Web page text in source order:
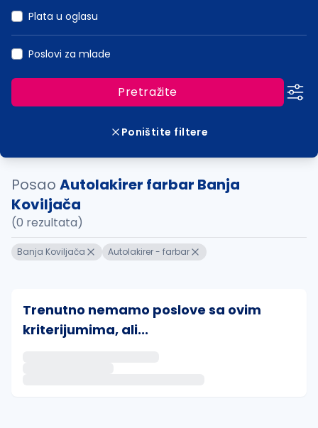
Plata u oglasu
Poslovi za mlade
Pretražite
Poništite filtere
Posao Autolakirer farbar Banja
Koviljača
(0 rezultata)
Banja Koviljača Autolakirer - farbar
Trenutno nemamo poslove sa ovim
kriterijumima, ali...